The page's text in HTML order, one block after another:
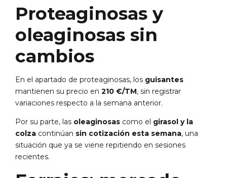
Proteaginosas y
oleaginosas sin
cambios
En el apartado de proteaginosas, los guisantes
mantienen su precio en 210 €/TM, sin registrar
variaciones respecto a la semana anterior.
Por su parte, las oleaginosas como el girasol y la
colza continúan sin cotización esta semana, una
situación que ya se viene repitiendo en sesiones
recientes.